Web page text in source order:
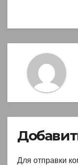
Для отправки